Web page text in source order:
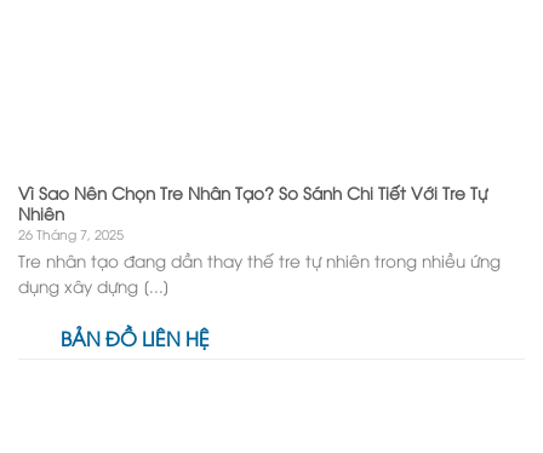
Vì Sao Nên Chọn Tre Nhân Tạo? So Sánh Chi Tiết Với Tre Tự
Nhiên
26 Tháng 7, 2025
Tre nhân tạo đang dần thay thế tre tự nhiên trong nhiều ứng
dụng xây dựng [...]
BẢN ĐỒ LIÊN HỆ